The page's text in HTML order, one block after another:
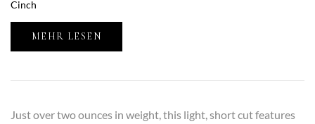
Cinch
MEHR LESEN
Just over two ounces in weight, this light, short cut features